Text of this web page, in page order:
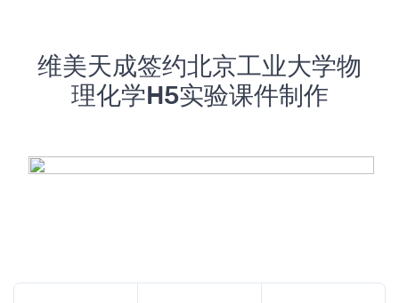
维美天成签约北京工业大学物
理化学H5实验课件制作